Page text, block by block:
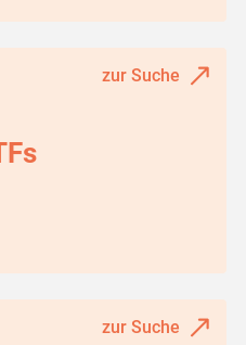
zur Suche
zur Suche